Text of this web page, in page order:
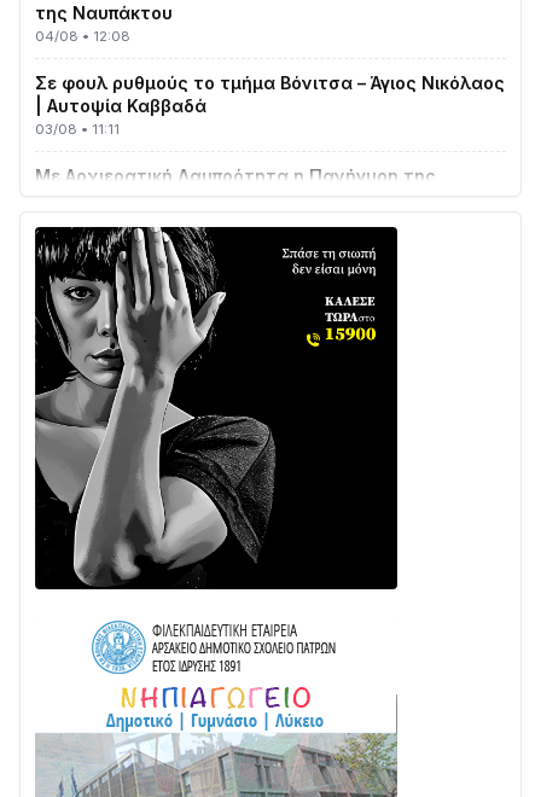
04/08 • 12:08
Σε φουλ ρυθμούς το τμήμα Βόνιτσα – Άγιος Νικόλαος
| Αυτοψία Καββαδά
03/08 • 11:11
Με Αρχιερατική Λαμπρότητα η Πανήγυρη της
Μεταμορφώσεως του Σωτήρος στο Γολέμι
03/08 • 07:45
Ενισχύεται η Πολιτική Προστασία στο Δήμο Αγρινίου
με δύο νέα υδροφόρα οχήματα
02/08 • 18:26
Διαβάστε την «Ναυπακτία» που κυκλοφορεί
31/07 • 08:16
Δωρίδα για Όλους: «Καμία εκχώρηση των νερών
στην ΕΥΔΑΠ»
28/07 • 21:46
Διαβάστε την «Ναυπακτία» που κυκλοφορεί
24/07 • 11:31
Γιορτή της Τράτας 2026 | Ερατεινή Δωρίδας:
Παράδοση, Χορός & Γλέντι!
ΤΟ ΠΑΡΤΥ ΣΥΝΕΧΙΖΕΤΑΙ…
05/08 • 08:41
Στο σκοτάδι μεγάλο μέρος στο Λυγιά Ναυπάκτου
04/08 • 19:47